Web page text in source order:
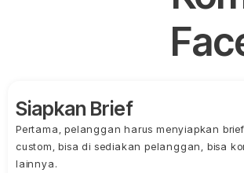
Siapkan Brief
Pertama, pelanggan harus menyiapkan
custom, bisa di sediakan pelanggan, bisa
lainnya.